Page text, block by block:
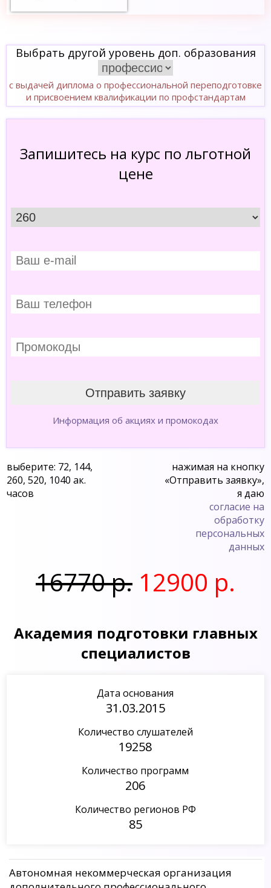
Выбрать другой уровень доп. образования
с выдачей диплома о профессиональной переподготовке
и присвоением квалификации по профстандартам
Запишитесь на курс по льготной
цене
Информация об акциях и промокодах
выберите: 72, 144,
260, 520, 1040 ак.
часов
нажимая на кнопку
«Отправить заявку»,
я даю
согласие на
обработку
персональных
данных
16770 р. 12900 р.
Академия подготовки главных
специалистов
Дата основания
31.03.2015
Количество слушателей
19258
Количество программ
206
Количество регионов РФ
85
Автономная некоммерческая организация